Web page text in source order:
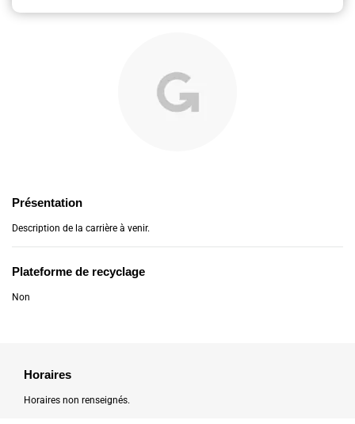
Présentation
Description de la carrière à venir.
Plateforme de recyclage
Non
Horaires
Horaires non renseignés.